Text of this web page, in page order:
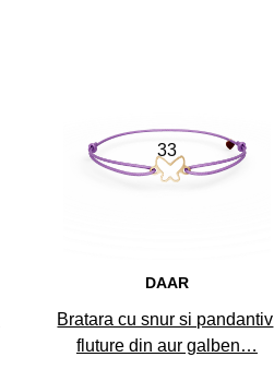
33
DAAR
Bratara cu snur si pandantiv
fluture din aur galben…